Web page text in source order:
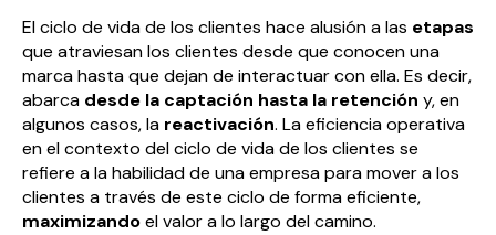
El ciclo de vida de los clientes hace alusión a las etapas
que atraviesan los clientes desde que conocen una
marca hasta que dejan de interactuar con ella. Es decir,
abarca desde la captación hasta la retención y, en
algunos casos, la reactivación. La eficiencia operativa
en el contexto del ciclo de vida de los clientes se
refiere a la habilidad de una empresa para mover a los
clientes a través de este ciclo de forma eficiente,
maximizandoel valor a lo largo del camino.